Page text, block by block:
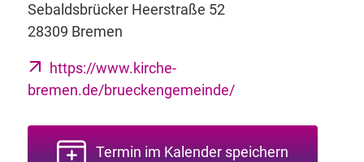
Sebaldsbrücker Heerstraße 52
28309 Bremen
https://www.kirche-
bremen.de/brueckengemeinde/
Termin im Kalender speichern